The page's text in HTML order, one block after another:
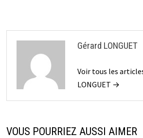
Gérard LONGUET
Voir tous les
LONGUET →
VOUS POURRIEZ AUSSI AIMER